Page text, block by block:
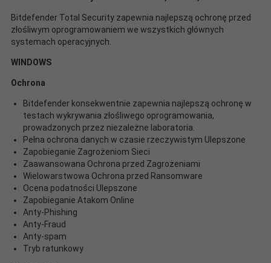
Bitdefender Total Security zapewnia najlepszą ochronę przed
złośliwym oprogramowaniem we wszystkich głównych
systemach operacyjnych.
WINDOWS
Ochrona
Bitdefender konsekwentnie zapewnia najlepszą ochronę w
testach wykrywania złośliwego oprogramowania,
prowadzonych przez niezależne laboratoria.
Pełna ochrona danych w czasie rzeczywistym Ulepszone
Zapobieganie Zagrożeniom Sieci
Zaawansowana Ochrona przed Zagrożeniami
Wielowarstwowa Ochrona przed Ransomware
Ocena podatności Ulepszone
Zapobieganie Atakom Online
Anty-Phishing
Anty-Fraud
Anty-spam
Tryb ratunkowy